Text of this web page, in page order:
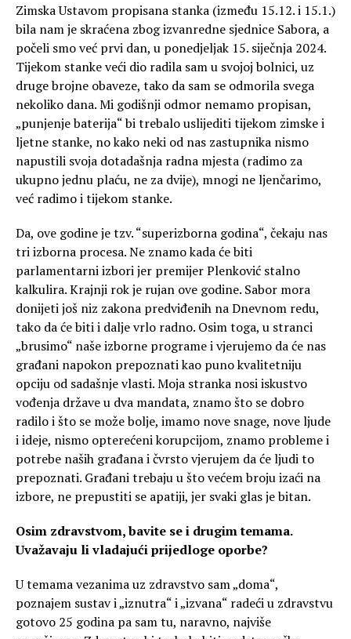
Zimska Ustavom propisana stanka (između 15.12. i 15.1.)
bila nam je skraćena zbog izvanredne sjednice Sabora, a
počeli smo već prvi dan, u ponedjeljak 15. siječnja 2024.
Tijekom stanke veći dio radila sam u svojoj bolnici, uz
druge brojne obaveze, tako da sam se odmorila svega
nekoliko dana. Mi godišnji odmor nemamo propisan,
„punjenje baterija“ bi trebalo uslijediti tijekom zimske i
ljetne stanke, no kako neki od nas zastupnika nismo
napustili svoja dotadašnja radna mjesta (radimo za
ukupno jednu plaću, ne za dvije), mnogi ne ljenčarimo,
već radimo i tijekom stanke.
Da, ove godine je tzv. “superizborna godina“, čekaju nas
tri izborna procesa. Ne znamo kada će biti
parlamentarni izbori jer premijer Plenković stalno
kalkulira. Krajnji rok je rujan ove godine. Sabor mora
donijeti još niz zakona predviđenih na Dnevnom redu,
tako da će biti i dalje vrlo radno. Osim toga, u stranci
„brusimo“ naše izborne programe i vjerujemo da će nas
građani napokon prepoznati kao puno kvalitetniju
opciju od sadašnje vlasti. Moja stranka nosi iskustvo
vođenja države u dva mandata, znamo što se dobro
radilo i što se može bolje, imamo nove snage, nove ljude
i ideje, nismo opterećeni korupcijom, znamo probleme i
potrebe naših građana i čvrsto vjerujem da će ljudi to
prepoznati. Građani trebaju u što većem broju izaći na
izbore, ne prepustiti se apatiji, jer svaki glas je bitan.
Osim zdravstvom, bavite se i drugim temama.
Uvažavaju li vladajući prijedloge oporbe?
U temama vezanima uz zdravstvo sam „doma“,
poznajem sustav i „iznutra“ i „izvana“ radeći u zdravstvu
gotovo 25 godina pa sam tu, naravno, najviše